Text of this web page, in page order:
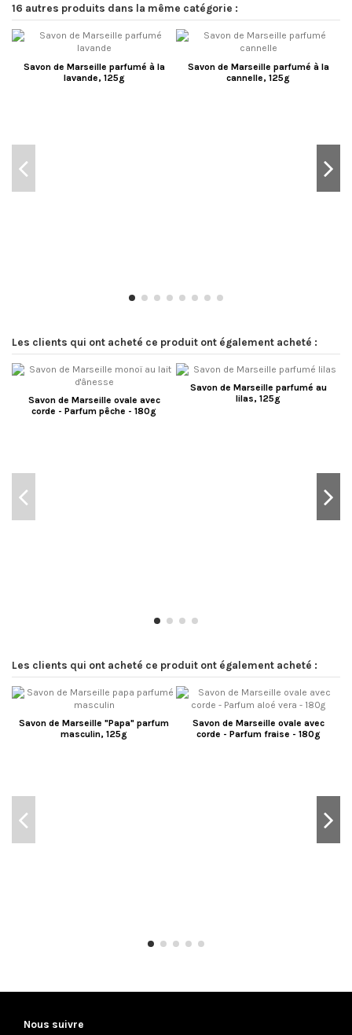
16 autres produits dans la même catégorie :
Savon de Marseille parfumé à la
lavande, 125g
Savon de Marseille parfumé à la
cannelle, 125g
Les clients qui ont acheté ce produit ont également acheté :
Savon de Marseille ovale avec
corde - Parfum pêche - 180g
Savon de Marseille parfumé au
lilas, 125g
Les clients qui ont acheté ce produit ont également acheté :
Savon de Marseille "Papa" parfum
masculin, 125g
Savon de Marseille ovale avec
corde - Parfum fraise - 180g
Nous suivre